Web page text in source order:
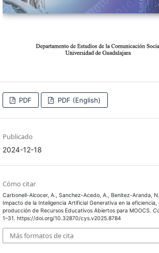
PDF PDF (English)
Publicado
2024-12-18
Cómo citar
Carbonell-Alcocer, A., Sanchez-Acedo, A., Benitez-Aranda,
Impacto de la Inteligencia Artificial Generativa en la eficiencia,
producción de Recursos Educativos Abiertos para MOOCS.
1–31. https://doi.org/10.32870/cys.v2025.8784
Más formatos de cita